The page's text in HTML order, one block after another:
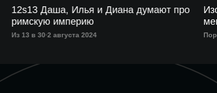
12s13 Даша, Илья и Диана думают про
римскую империю
Из 13 в 30 2 августа 2024